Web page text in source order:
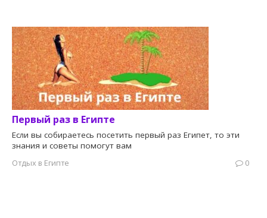
Первый раз в Египте
Если вы собираетесь посетить первый раз Египет, то эти
знания и советы помогут вам
Отдых в Египте
0